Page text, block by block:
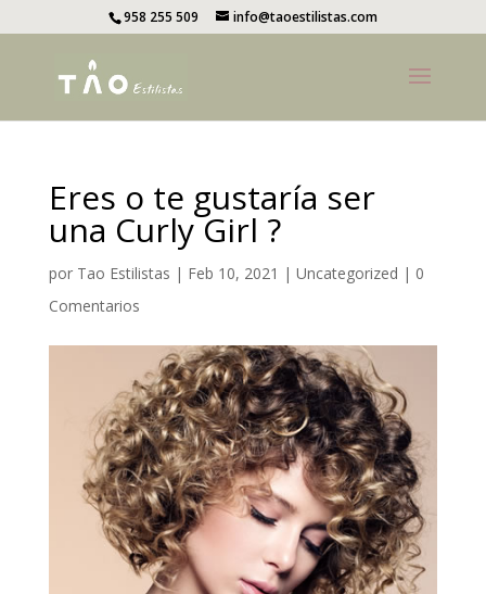
958 255 509 info@taoestilistas.com
Eres o te gustaría ser
una Curly Girl ?
por Tao Estilistas | Feb 10, 2021 | Uncategorized | 0
Comentarios